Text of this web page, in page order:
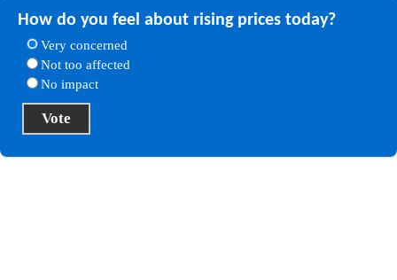
How do you feel about rising prices today?
Very concerned
Not too affected
No impact